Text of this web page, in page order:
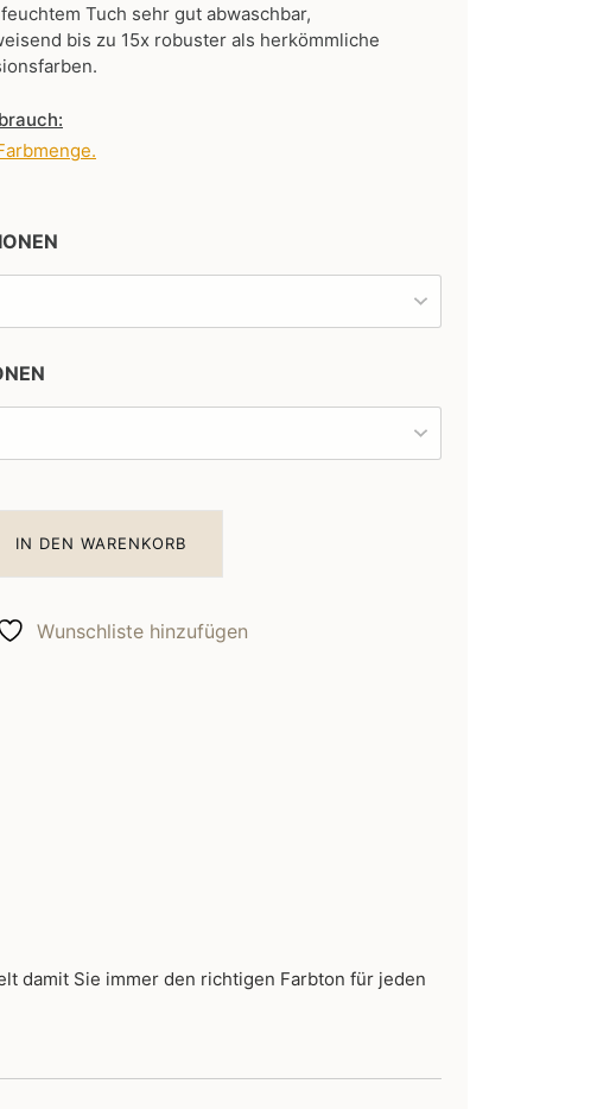
Tuch sehr gut abwaschbar,
bis zu 15x robuster als herkömmliche
.
IN DEN WARENKORB
Wunschliste hinzufügen
damit Sie immer den richtigen Farbton für jeden